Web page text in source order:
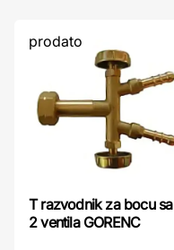
prodato
T razvodnik za bocu sa
2 ventila GORENC